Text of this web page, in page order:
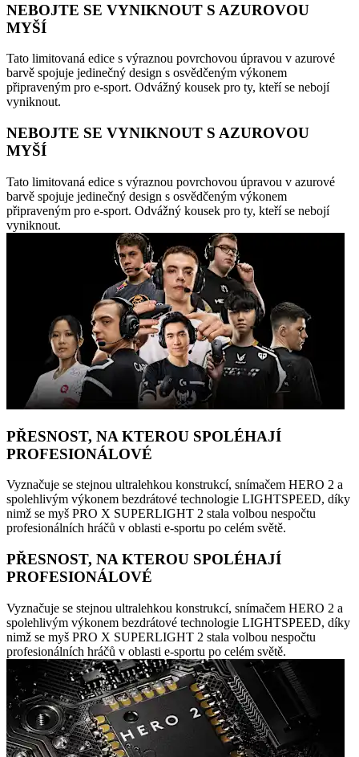
NEBOJTE SE VYNIKNOUT S AZUROVOU
MYŠÍ
Tato limitovaná edice s výraznou povrchovou úpravou v azurové
barvě spojuje jedinečný design s osvědčeným výkonem
připraveným pro e-sport. Odvážný kousek pro ty, kteří se nebojí
vyniknout.
NEBOJTE SE VYNIKNOUT S AZUROVOU
MYŠÍ
Tato limitovaná edice s výraznou povrchovou úpravou v azurové
barvě spojuje jedinečný design s osvědčeným výkonem
připraveným pro e-sport. Odvážný kousek pro ty, kteří se nebojí
vyniknout.
PŘESNOST, NA KTEROU SPOLÉHAJÍ
PROFESIONÁLOVÉ
Vyznačuje se stejnou ultralehkou konstrukcí, snímačem HERO 2 a
spolehlivým výkonem bezdrátové technologie LIGHTSPEED, díky
nimž se myš PRO X SUPERLIGHT 2 stala volbou nespočtu
profesionálních hráčů v oblasti e-sportu po celém světě.
PŘESNOST, NA KTEROU SPOLÉHAJÍ
PROFESIONÁLOVÉ
Vyznačuje se stejnou ultralehkou konstrukcí, snímačem HERO 2 a
spolehlivým výkonem bezdrátové technologie LIGHTSPEED, díky
nimž se myš PRO X SUPERLIGHT 2 stala volbou nespočtu
profesionálních hráčů v oblasti e-sportu po celém světě.